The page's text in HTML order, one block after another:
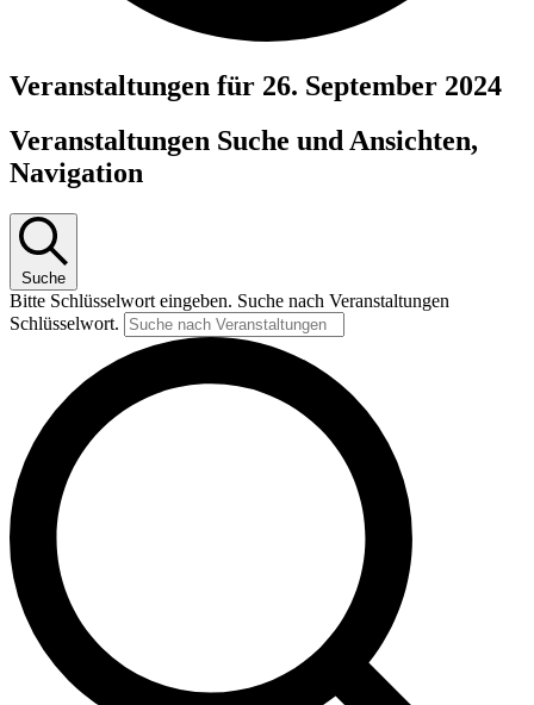
Veranstaltungen für 26. September 2024
Veranstaltungen Suche und Ansichten,
Navigation
Suche
Bitte Schlüsselwort eingeben. Suche nach Veranstaltungen
Schlüsselwort.